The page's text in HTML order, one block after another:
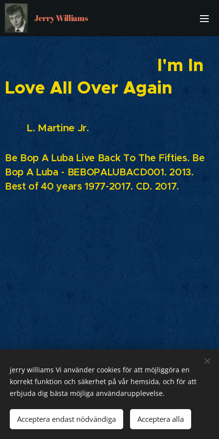
Jerry Williams
I'm In
Love All Over Again
L. Martine Jr.
Be Bop A Luba Live Back To The Fifties. Be
Bop A Luba - BEBOPALUBACD001. 2013.
Best of 40 years 1977-2017. CD. 2017.
Jerry Williams
Sveriges Rock Kung.
Webnode Cookies
jerry williams Vi använder cookies för att möjliggöra en
korrekt funktion och säkerhet på vår hemsida, och för att
erbjuda dig bästa möjliga användarupplevelse.
Acceptera endast nödvändiga Acceptera alla